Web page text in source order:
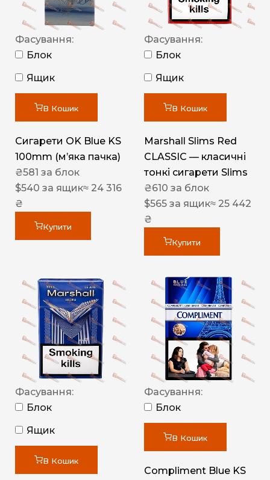
Фасування:
Блок
Ящик
В Кошик
Сигарети OK Blue KS
100mm (м’яка пачка)
₴581 за блок
$540 за ящик≈ 24 316
₴
Купити
Фасування:
Блок
Ящик
В Кошик
Marshall Slims Red
CLASSIC — класичні
тонкі сигарети Slims
₴610 за блок
$565 за ящик≈ 25 442
₴
Купити
Фасування:
Блок
Ящик
В Кошик
Фасування:
Блок
В Кошик
Compliment Blue KS